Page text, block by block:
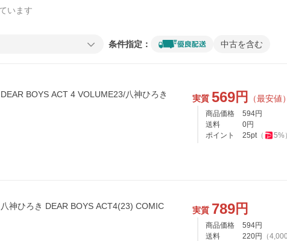
います
条件指定： 中古を含む
DEAR BOYS ACT 4 VOLUME23/八神ひろき 実質 569円 （最安値）
商品価格 594円
送料
0円
ポイント
25pt（ 5%）
八神ひろき DEAR BOYS ACT4(23) COMIC 実質 789円
商品価格 594円
送料
220円 （4,000